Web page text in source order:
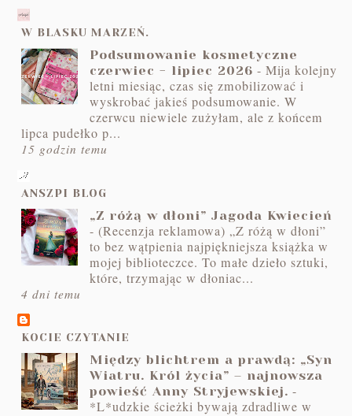
W BLASKU MARZEŃ.
Podsumowanie kosmetyczne
czerwiec - lipiec 2026 -Mija kolejny
letni miesiąc, czas się zmobilizować i
wyskrobać jakieś podsumowanie. W
czerwcu niewiele zużyłam, ale z końcem
lipca pudełko p...
15 godzin temu
ANSZPI BLOG
„Z różą w dłoni” Jagoda Kwiecień
-(Recenzja reklamowa) „Z różą w dłoni”
to bez wątpienia najpiękniejsza książka w
mojej biblioteczce. To małe dzieło sztuki,
które, trzymając w dłoniac...
4 dni temu
KOCIE CZYTANIE
Między blichtrem a prawdą: „Syn
Wiatru. Król życia” – najnowsza
powieść Anny Stryjewskiej. -
*L*udzkie ścieżki bywają zdradliwe w